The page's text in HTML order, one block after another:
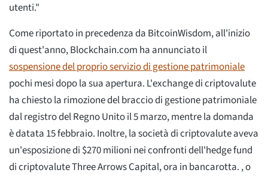
utenti."
Come riportato in precedenza da BitcoinWisdom, all'inizio
di quest'anno, Blockchain.com ha annunciato il
sospensione del proprio servizio di gestione patrimoniale
pochi mesi dopo la sua apertura. L'exchange di criptovalute
ha chiesto la rimozione del braccio di gestione patrimoniale
dal registro del Regno Unito il 5 marzo, mentre la domanda
è datata 15 febbraio. Inoltre, la società di criptovalute aveva
un'esposizione di $270 milioni nei confronti dell'hedge fund
di criptovalute Three Arrows Capital, ora in bancarotta. , o